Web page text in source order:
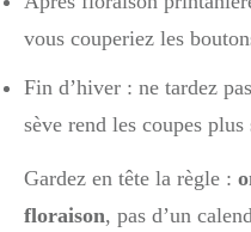
vous couperiez les
Fin d’hiver : ne tardez
sève rend les coupes plus
Gardez en tête la règle :
floraison, pas d’un